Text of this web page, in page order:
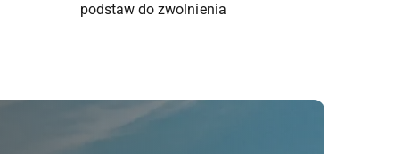
podstaw do zwolnienia